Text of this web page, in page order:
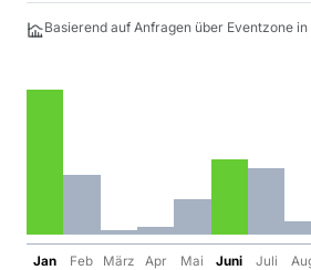
Basierend auf Anfragen über Eventzone
Jan Feb März Apr Mai Juni Juli